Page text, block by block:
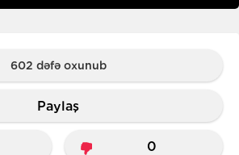
602 dəfə oxunub
Paylaş
0